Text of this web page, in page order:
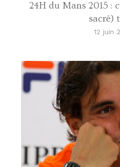
24H du Mans 2015 :
sacré)
12 juin